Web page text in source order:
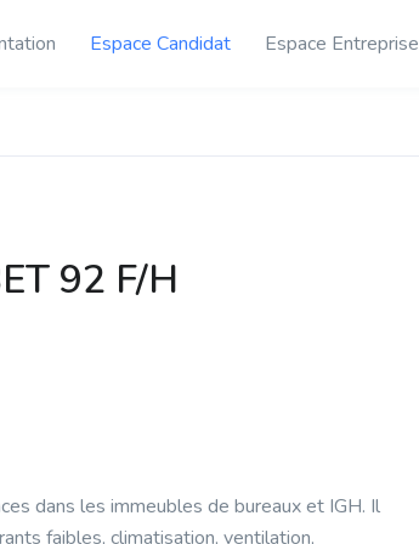
Espace Candidat Espace Entreprise
92 F/H
dans les immeubles de bureaux et IGH. Il
faibles, climatisation, ventilation,